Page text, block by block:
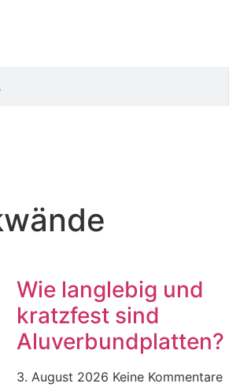
Wie langlebig und
kratzfest sind
Aluverbundplatten?
3. August 2026 Keine Kommentare